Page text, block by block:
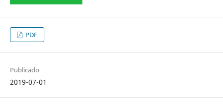
PDF
Publicado
2019-07-01